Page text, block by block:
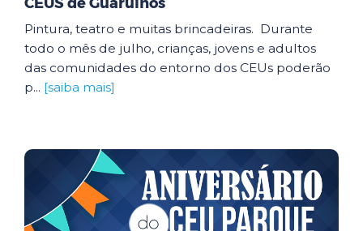
Pintura, teatro e muitas brincadeiras. Durante
todo o mês de julho, crianças, jovens e adultos
das comunidades do entorno dos CEUs poderão
p... [saiba mais]